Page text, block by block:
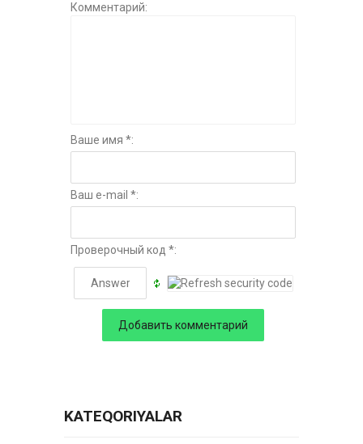
Комментарий:
Ваше имя *:
Ваш e-mail *:
Проверочный код *:
KATEQORIYALAR